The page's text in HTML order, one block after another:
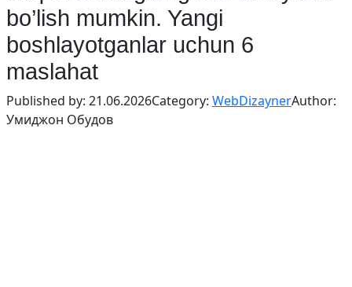
bo’lish mumkin. Yangi
boshlayotganlar uchun 6
maslahat
Published by: 21.06.2026Category: WebDizaynerAuthor:
Умиджон Обудов